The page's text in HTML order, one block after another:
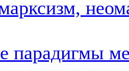
парадигмы